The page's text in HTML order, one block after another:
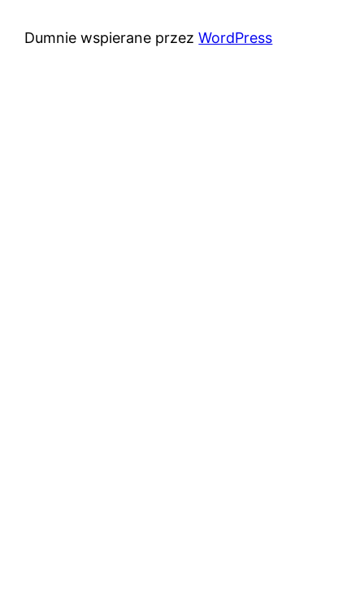
Dumnie wspierane przezWordPress